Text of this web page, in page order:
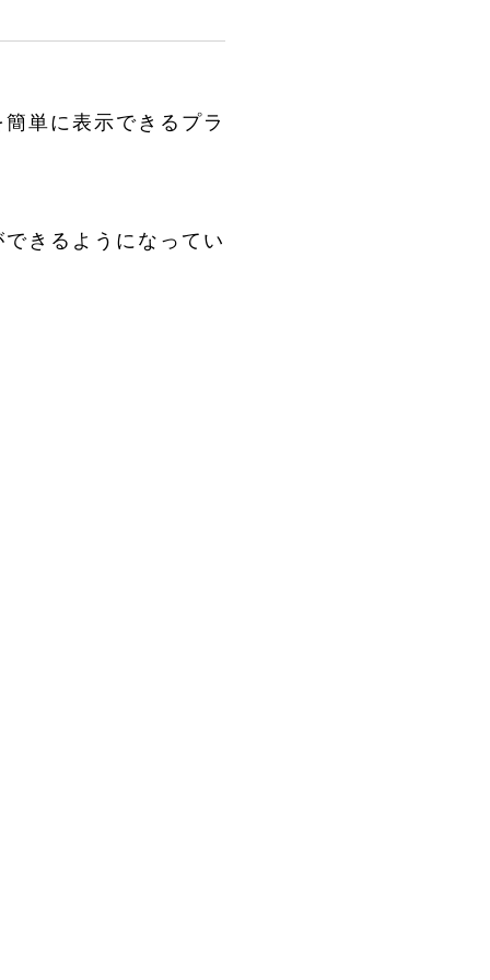
単に表示できるプラ
きるようになってい